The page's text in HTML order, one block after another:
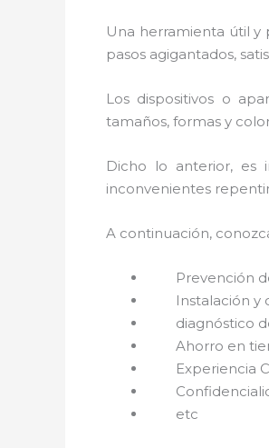
Una herramienta útil y
pasos agigantados,
Los dispositivos o
tamaños, formas y
Dicho lo anterior,
inconvenientes
A continuación,
Prevención
Instalación y
diagnóstico
Ahorro en
Experiencia
etc